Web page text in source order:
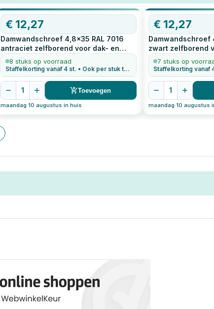
€ 12,27
Damwandschroef 4,8x35 RAL 7016
antraciet zelfborend voor dak- en
gevelplaten verzinkt
8 stuks op voorraad
Staffelkorting vanaf 4 st. • Ook per stuk te bestellen
1 Toevoegen
maandag 10 augustus in huis
€ 12,27
Damwandschroef
zwart zelfborend
gevelplaten
7 stuks op
1
maandag 10 augustus